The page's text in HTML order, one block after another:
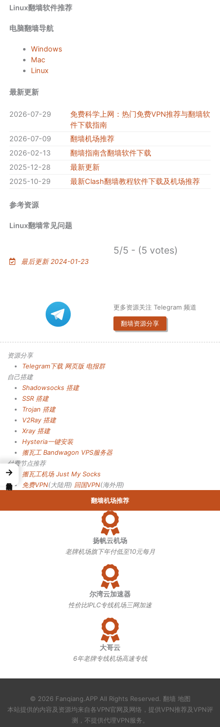
Linux翻墙软件推荐
电脑翻墙导航
Windows
Mac
Linux
最新更新
2026-07-29
免费科学上网：热门免费VPN推荐与翻墙软
件下载指南
2026-07-09
翻墙机场推荐
2026-02-13
翻墙指南含翻墙软件下载
2025-12-28
最新更新
2025-10-29
最新Clash翻墙教程软件下载及机场推荐
参考资源
Linux翻墙常见问题
5/5 - (5 votes)
最后更新 2024-01-23
更多资源关注 Telegram 频道
翻墙资源分享
资源分享
Telegram下载 网页版 电报群
自己搭建
Shadowsocks 搭建
SSR 搭建
Trojan 搭建
V2Ray 搭建
Xray 搭建
Hysteria一键安装
搬瓦工 Bandwagon VPS服务器
付费节点推荐
搬瓦工机场 Just My Socks
免费VPN(大陆用) 回国VPN(海外用)
翻墙机场推荐
扬帆云机场
老牌机场旗下年付低至10元每月
尔湾云加速器
性价比IPLC专线机场三网加速
大哥云
6年老牌专线机场高速专线
© 2026 Fanqiang.APP All Rights Reserved. 翻墙 地图
本站提供的内容及资源均来自各VPN官网及网络，提供VPN推荐及 VPN评
测 ，不提供代理VPN服务。
→